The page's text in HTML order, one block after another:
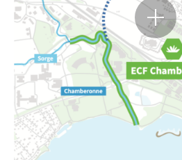
Agrandir
l'image